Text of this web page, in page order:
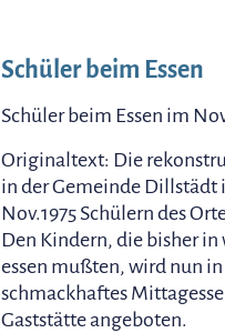
Schüler beim Essen
Schüler beim Essen im
Originaltext: Die
in der Gemeinde Dillstädt
Nov.1975 Schülern des
Den Kindern, die bisher
essen mußten, wird nun
schmackhaftes
Gaststätte angeboten.